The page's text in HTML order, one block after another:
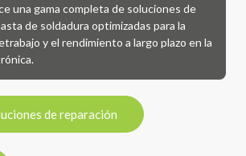
una gama completa de soluciones de
de soldadura optimizadas para la
y el rendimiento a largo plazo en la
de reparación